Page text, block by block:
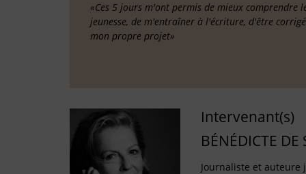
«Ces 5 jours m'ont permis de mieux comprendre
jeunesse, de m'entraîner à l'écriture, d'être
mon propre projet»
Intervenant(s)
BÉNÉDICTE DE
Journaliste et auteure